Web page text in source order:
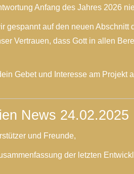
Anfang des Jahres 2026
gespannt auf den neuen Abschnitt
Vertrauen, dass Gott in allen
Gebet und Interesse am Projekt
News 24.02.2025
und Freunde,
der letzten